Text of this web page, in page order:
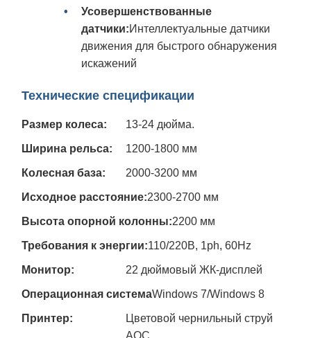
Усовершенствованные
датчики:Интеллектуальные датчики
движения для быстрого обнаружения
искажений
Технические спецификации
Размер колеса:
13-24 дюйма.
Ширина рельса:
1200-1800 мм
Колесная база:
2000-3200 мм
Исходное расстояние:2300-2700 мм
Высота опорной колонны:2200 мм
Требования к энергии:110/220В, 1ph, 60Hz
Монитор:
22 дюймовый ЖК-дисплей
Операционная системаWindows 7/Windows 8
Принтер:
Цветовой чернильный струй
AOC